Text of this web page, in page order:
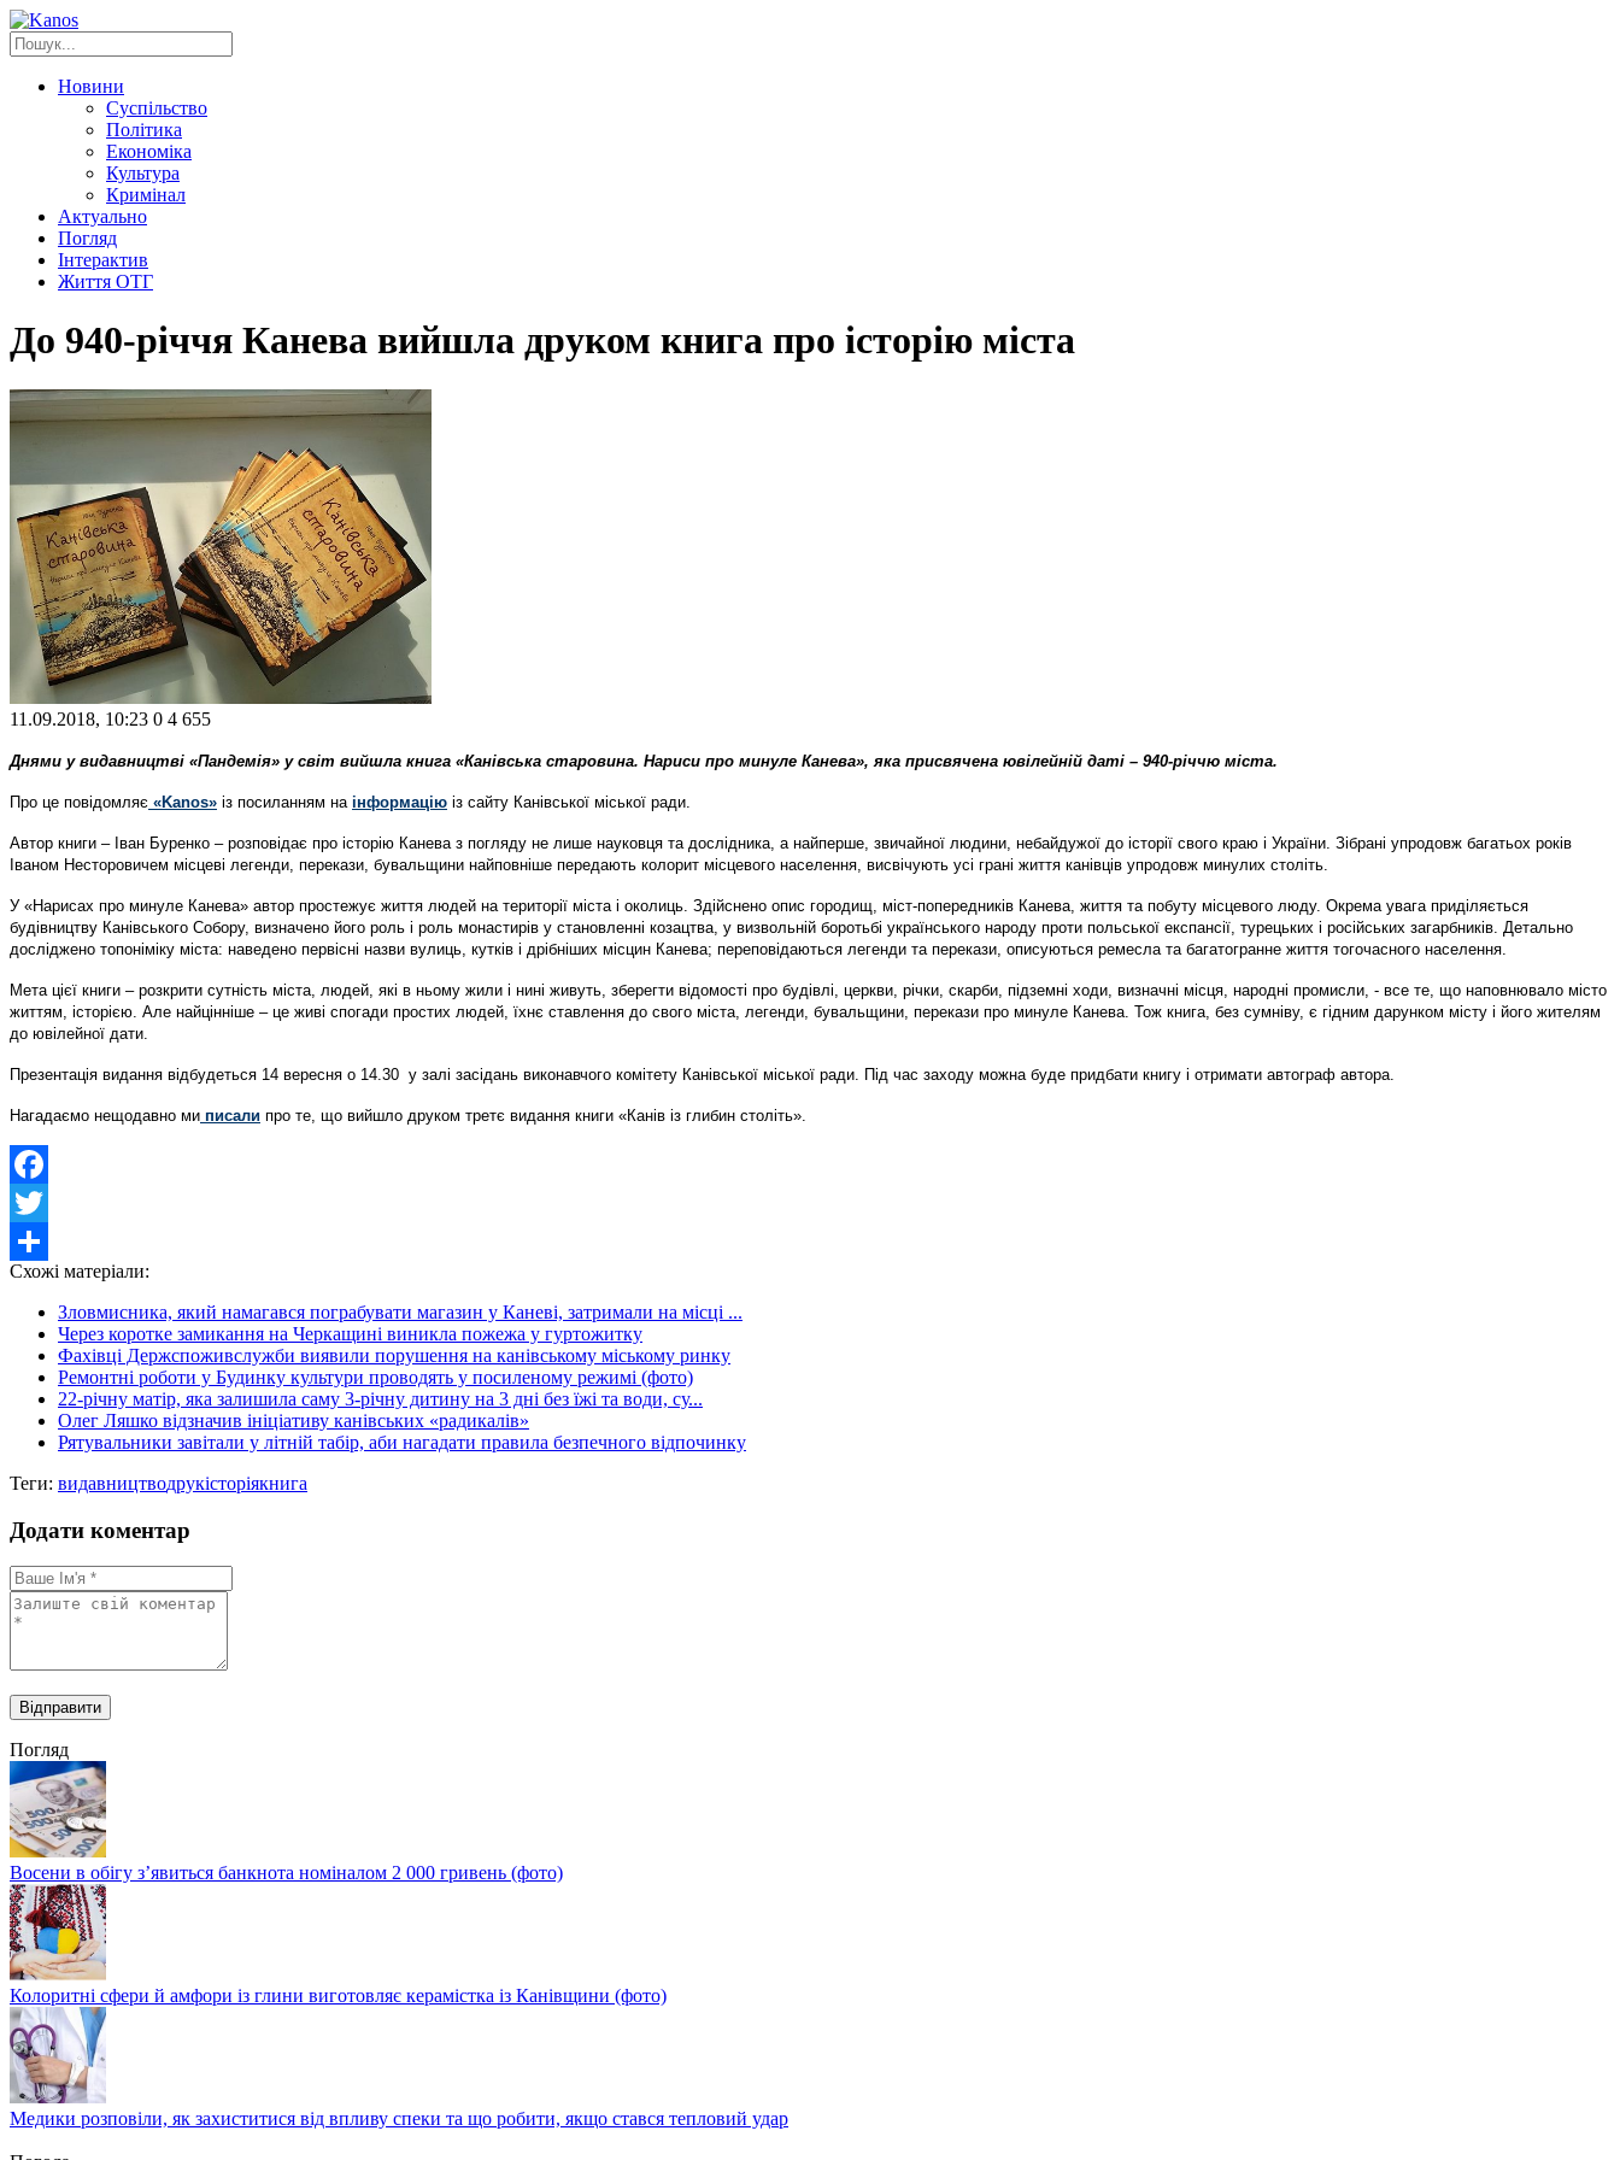
Новини
Суспільство
Політика
Економіка
Культура
Кримінал
Актуально
Погляд
Інтерактив
Життя ОТГ
До 940-річчя Канева вийшла друком книга про історію міста
11.09.2018, 10:23 0 4 655
Днями у видавництві «Пандемія» у світ вийшла книга «Канівська старовина. Нариси про минуле Канева», яка присвячена ювілейній даті – 940-річчю міста.
Про це повідомляє «Kanos» із посиланням на інформацію із сайту Канівської міської ради.
Автор книги – Іван Буренко – розповідає про історію Канева з погляду не лише науковця та дослідника, а найперше, звичайної людини, небайдужої до історії свого краю і України. Зібрані упродовж багатьох років
Іваном Несторовичем місцеві легенди, перекази, бувальщини найповніше передають колорит місцевого населення, висвічують усі грані життя канівців упродовж минулих століть.
У «Нарисах про минуле Канева» автор простежує життя людей на території міста і околиць. Здійснено опис городищ, міст-попередників Канева, життя та побуту місцевого люду. Окрема увага приділяється
будівництву Канівського Собору, визначено його роль і роль монастирів у становленні козацтва, у визвольній боротьбі українського народу проти польської експансії, турецьких і російських загарбників. Детально
досліджено топоніміку міста: наведено первісні назви вулиць, кутків і дрібніших місцин Канева; переповідаються легенди та перекази, описуються ремесла та багатогранне життя тогочасного населення.
Мета цієї книги – розкрити сутність міста, людей, які в ньому жили і нині живуть, зберегти відомості про будівлі, церкви, річки, скарби, підземні ходи, визначні місця, народні промисли, - все те, що наповнювало місто
життям, історією. Але найцінніше – це живі спогади простих людей, їхнє ставлення до свого міста, легенди, бувальщини, перекази про минуле Канева. Тож книга, без сумніву, є гідним дарунком місту і його жителям
до ювілейної дати.
Презентація видання відбудеться 14 вересня о 14.30 у залі засідань виконавчого комітету Канівської міської ради. Під час заходу можна буде придбати книгу і отримати автограф автора.
Нагадаємо нещодавно ми писали про те, що вийшло друком третє видання книги «Канів із глибин століть».
Facebook
Twitter
Share
Схожі матеріали:
Зловмисника, який намагався пограбувати магазин у Каневі, затримали на місці ...
Через коротке замикання на Черкащині виникла пожежа у гуртожитку
Фахівці Держспоживслужби виявили порушення на канівському міському ринку
Ремонтні роботи у Будинку культури проводять у посиленому режимі (фото)
22-річну матір, яка залишила саму 3-річну дитину на 3 дні без їжі та води, су...
Олег Ляшко відзначив ініціативу канівських «радикалів»
Рятувальники завітали у літній табір, аби нагадати правила безпечного відпочинку
Теги: видавництводрукісторіякнига
Додати коментар
Погляд
Восени в обігу з’явиться банкнота номіналом 2 000 гривень (фото)
Колоритні сфери й амфори із глини виготовляє керамістка із Канівщини (фото)
Медики розповіли, як захиститися від впливу спеки та що робити, якщо стався тепловий удар